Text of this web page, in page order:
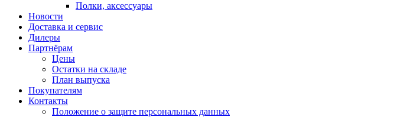
Полки, аксессуары
Новости
Доставка и сервис
Дилеры
Партнёрам
Цены
Остатки на складе
План выпуска
Покупателям
Контакты
Положение о защите персональных данных